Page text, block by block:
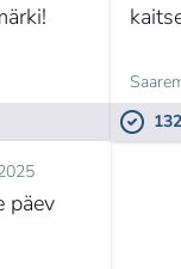
päev